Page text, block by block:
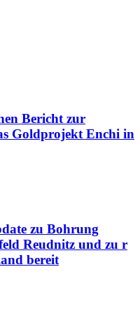
Bericht zur
Goldprojekt Enchi in
zu Bohrung
Reudnitz und zu r
bereit